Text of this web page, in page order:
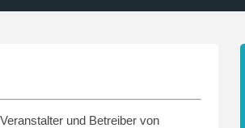
und Betreiber von